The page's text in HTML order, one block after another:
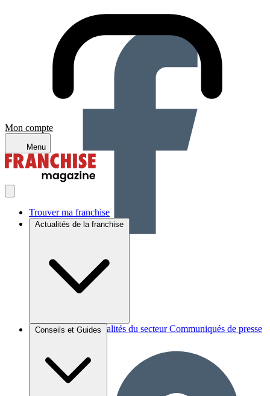
Mon compte
Menu
Trouver ma franchise
Actualités de la franchise
Brèves et actus Actualités du secteur Communiqués de presse
Conseils et Guides